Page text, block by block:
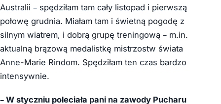
Australii – spędziłam tam cały listopad i pierwszą
połowę grudnia. Miałam tam i świetną pogodę z
silnym wiatrem, i dobrą grupę treningową – m.in.
aktualną brązową medalistkę mistrzostw świata
Anne-Marie Rindom. Spędziłam ten czas bardzo
intensywnie.
– W styczniu poleciała pani na zawody Pucharu